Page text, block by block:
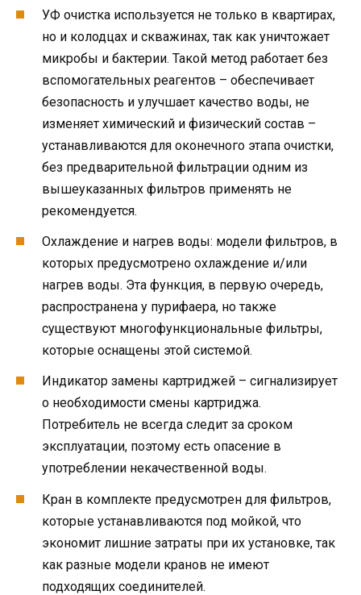
УФ очистка используется не только в квартирах,
но и колодцах и скважинах, так как уничтожает
микробы и бактерии. Такой метод работает без
вспомогательных реагентов – обеспечивает
безопасность и улучшает качество воды, не
изменяет химический и физический состав –
устанавливаются для оконечного этапа очистки,
без предварительной фильтрации одним из
вышеуказанных фильтров применять не
рекомендуется.
Охлаждение и нагрев воды: модели фильтров, в
которых предусмотрено охлаждение и/или
нагрев воды. Эта функция, в первую очередь,
распространена у пурифаера, но также
существуют многофункциональные фильтры,
которые оснащены этой системой.
Индикатор замены картриджей – сигнализирует
о необходимости смены картриджа.
Потребитель не всегда следит за сроком
эксплуатации, поэтому есть опасение в
употреблении некачественной воды.
Кран в комплекте предусмотрен для фильтров,
которые устанавливаются под мойкой, что
экономит лишние затраты при их установке, так
как разные модели кранов не имеют
подходящих соединителей.